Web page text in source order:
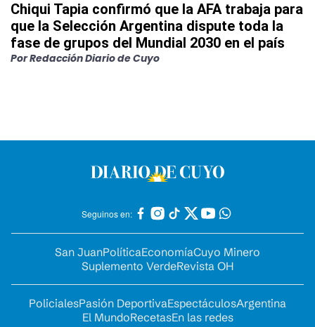
Chiqui Tapia confirmó que la AFA trabaja para
que la Selección Argentina dispute toda la
fase de grupos del Mundial 2030 en el país
PorRedacción Diario de Cuyo
Seguinos en:
San JuanPolíticaEconomíaCuyo Minero
Suplemento VerdeRevista OH
PolicialesPasión DeportivaEspectáculosArgentina
El MundoRecetasEn las redes